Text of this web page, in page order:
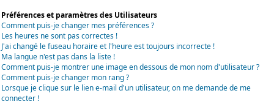
Préférences et paramètres des Utilisateurs
Comment puis-je changer mes préférences ?
Les heures ne sont pas correctes !
J'ai changé le fuseau horaire et l'heure est toujours incorrecte !
Ma langue n'est pas dans la liste !
Comment puis-je montrer une image en dessous de mon nom d'utilisateur ?
Comment puis-je changer mon rang ?
Lorsque je clique sur le lien e-mail d'un utilisateur, on me demande de me
connecter !